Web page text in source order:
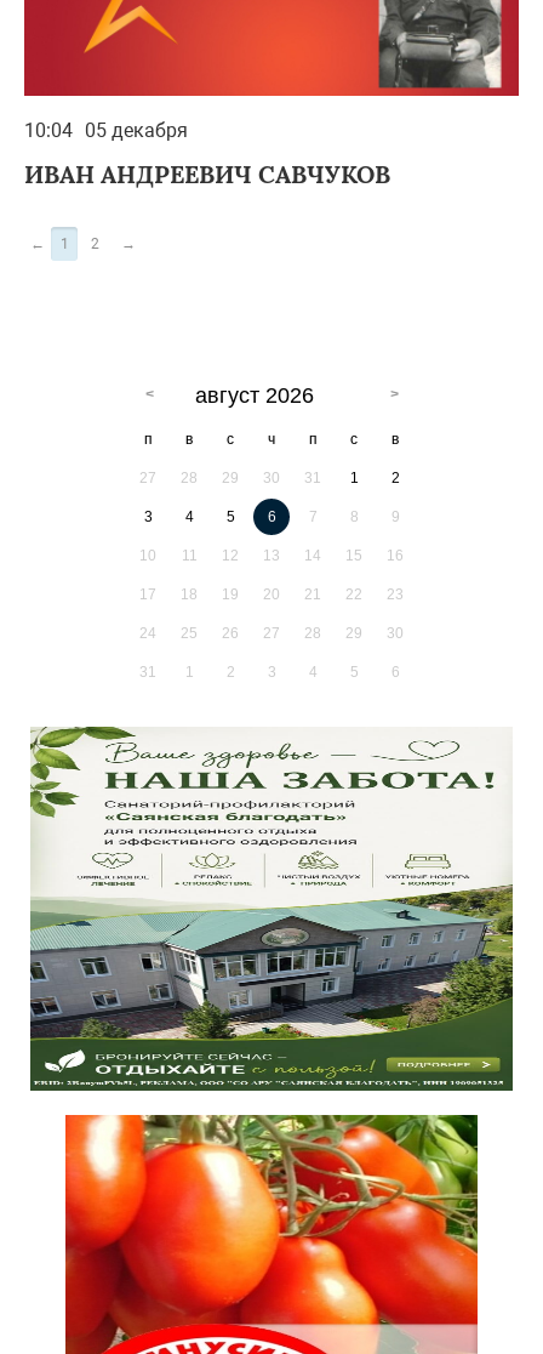
10:04 05 декабря
ИВАН АНДРЕЕВИЧ САВЧУКОВ
← 1 2 →
август 2026
п в с ч п с в
27 28 29 30 31 1 2
3 4 5 6 7 8 9
10 11 12 13 14 15 16
17 18 19 20 21 22 23
24 25 26 27 28 29 30
31 1 2 3 4 5 6